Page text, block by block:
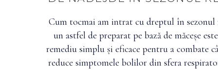
Cum tocmai am intrat cu dreptul în sezonul
un astfel de preparat pe bază de măceșe
remediu simplu și eficace pentru a combate
reduce simptomele bolilor din sfera